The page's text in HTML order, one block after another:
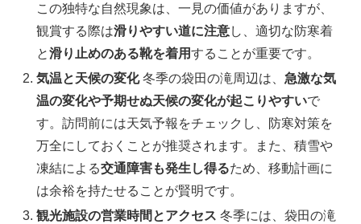
この独特な自然現象は、一見の価値がありますが、
観賞する際は滑りやすい道に注意し、適切な防寒着
と滑り止めのある靴を着用することが重要です。
気温と天候の変化冬季の袋田の滝周辺は、急激な気
温の変化や予期せぬ天候の変化が起こりやすいで
す。訪問前には天気予報をチェックし、防寒対策を
万全にしておくことが推奨されます。また、積雪や
凍結による交通障害も発生し得るため、移動計画に
は余裕を持たせることが賢明です。
観光施設の営業時間とアクセス 冬季には、袋田の滝